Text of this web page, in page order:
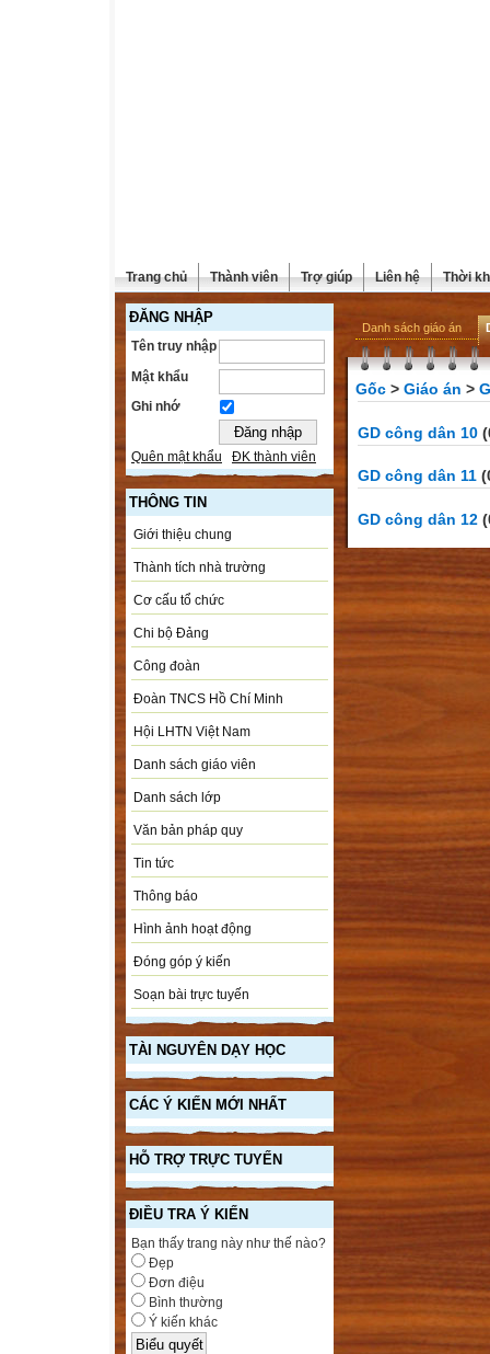
Trang chủ Thành viên Trợ giúp Liên hệ Thời
ĐĂNG NHẬP
Tên truy nhập
Mật khẩu
Ghi nhớ
Quên mật khẩu ĐK thành viên
THÔNG TIN
Giới thiệu chung
Thành tích nhà trường
Cơ cấu tổ chức
Chi bộ Đảng
Công đoàn
Đoàn TNCS Hồ Chí Minh
Hội LHTN Việt Nam
Danh sách giáo viên
Danh sách lớp
Văn bản pháp quy
Tin tức
Thông báo
Hình ảnh hoạt động
Đóng góp ý kiến
Soạn bài trực tuyến
TÀI NGUYÊN DẠY HỌC
CÁC Ý KIẾN MỚI NHẤT
HỖ TRỢ TRỰC TUYẾN
ĐIỀU TRA Ý KIẾN
Bạn thấy trang này như thế nào?
Đẹp
Đơn điệu
Bình thường
Ý kiến khác
Danh sách giáo án
Gốc > Giáo án >
GD công dân 10
GD công dân 11
GD công dân 12